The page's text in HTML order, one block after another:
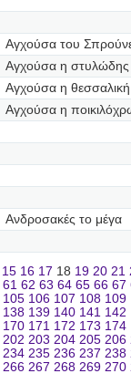
Αγχούσα του
Αγχούσα η στυλώδης
Αγχούσα η θεσσαλική
Αγχούσα η
Ανδροσακές το μέγα
15 16 17 18 19 20 21
61 62 63 64 65 66 67
105 106 107 108 109
138 139 140 141 142
170 171 172 173 174
202 203 204 205 206
234 235 236 237 238
266 267 268 269 270